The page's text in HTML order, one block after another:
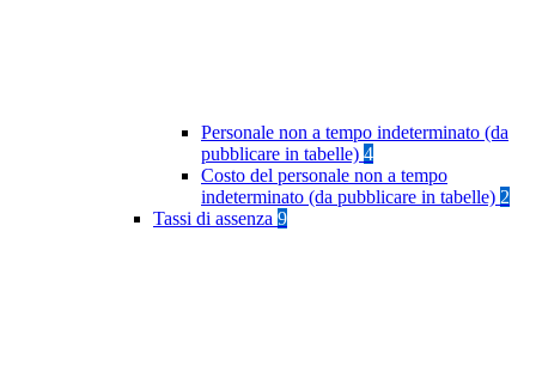
Personale non a tempo indeterminato (da
pubblicare in tabelle) 4
Costo del personale non a tempo
indeterminato (da pubblicare in tabelle) 2
Tassi di assenza 9